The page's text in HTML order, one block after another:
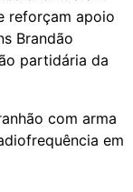
reforçam apoio
Brandão
partidária da
com arma
em